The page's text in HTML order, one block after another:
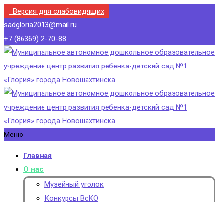
Версия для слабовидящих
sadgloria2013@mail.ru
+7 (86369) 2-70-88
Меню
Главная
О нас
Музейный уголок
Конкурсы ВсКО